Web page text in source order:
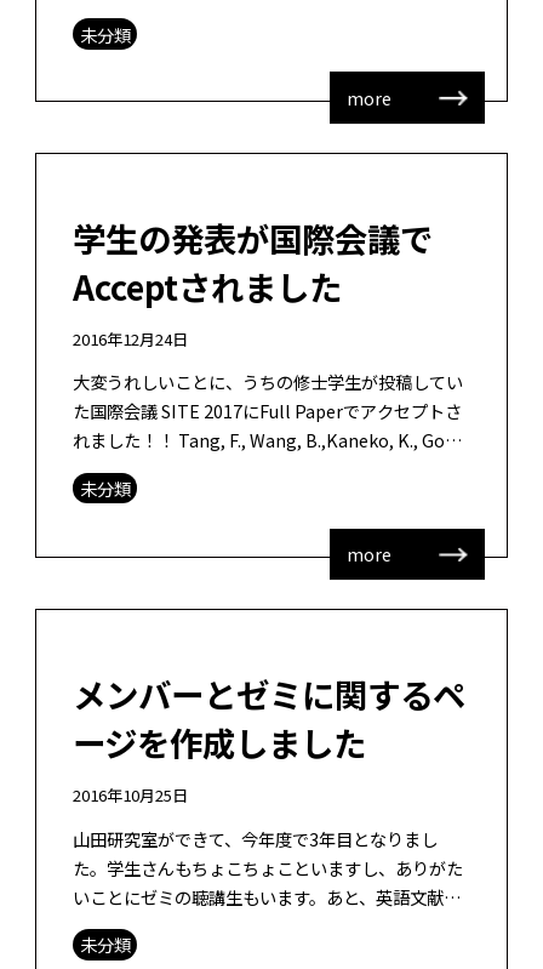
ってみますと・・・ 論文 2本（2本ともファース
ト） 日本教育工学会ショートレタ […]
未分類
more
学生の発表が国際会議で
Acceptされました
2016年12月24日
大変うれしいことに、うちの修士学生が投稿してい
た国際会議 SITE 2017にFull Paperでアクセプトさ
れました！！ Tang, F., Wang, B.,Kaneko, K., Goda,
Y., Okada, […]
未分類
more
メンバーとゼミに関するペ
ージを作成しました
2016年10月25日
山田研究室ができて、今年度で3年目となりまし
た。学生さんもちょこちょこといますし、ありがた
いことにゼミの聴講生もいます。あと、英語文献ゼ
ミについては、他の研究室からの学生もいて、非常
に積極的な議論がなされています。 なの […]
未分類